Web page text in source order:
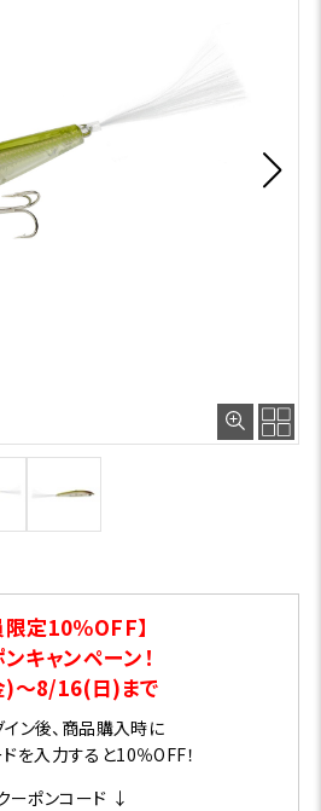
限定10％OFF】
キャンペーン！
～8/16(日)まで
ン後、商品購入時に
を入力すると10％OFF！
ーポンコード ↓